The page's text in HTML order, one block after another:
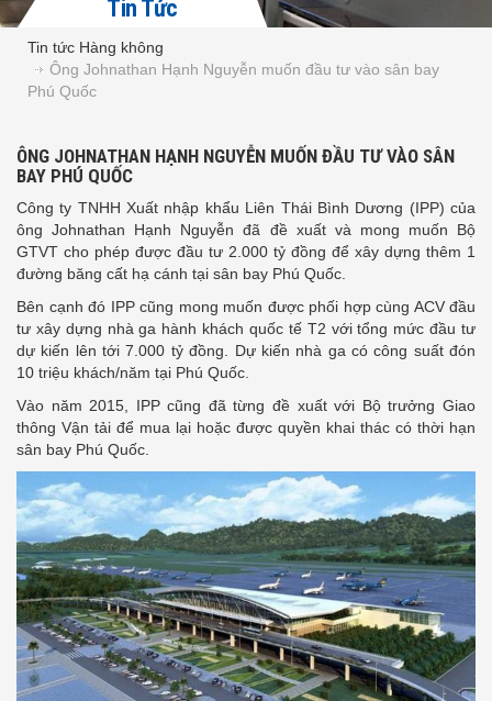
Tin Tức
Tin tức Hàng không
Ông Johnathan Hạnh Nguyễn muốn đầu tư vào sân bay
Phú Quốc
ÔNG JOHNATHAN HẠNH NGUYỄN MUỐN ĐẦU TƯ VÀO SÂN
BAY PHÚ QUỐC
Công ty TNHH Xuất nhập khẩu Liên Thái Bình Dương (IPP) của
ông Johnathan Hạnh Nguyễn đã đề xuất và mong muốn Bộ
GTVT cho phép được đầu tư 2.000 tỷ đồng để xây dựng thêm 1
đường băng cất hạ cánh tại sân bay Phú Quốc.
Bên cạnh đó IPP cũng mong muốn được phối hợp cùng ACV đầu
tư xây dựng nhà ga hành khách quốc tế T2 với tổng mức đầu tư
dự kiến lên tới 7.000 tỷ đồng. Dự kiến nhà ga có công suất đón
10 triệu khách/năm tại Phú Quốc.
Vào năm 2015, IPP cũng đã từng đề xuất với Bộ trưởng Giao
thông Vận tải để mua lại hoặc được quyền khai thác có thời hạn
sân bay Phú Quốc.